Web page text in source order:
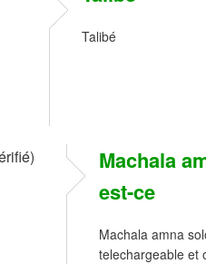
Talibé
Machala
est-ce
Machala amna
telechargeable et